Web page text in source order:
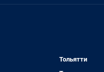
Тольятти